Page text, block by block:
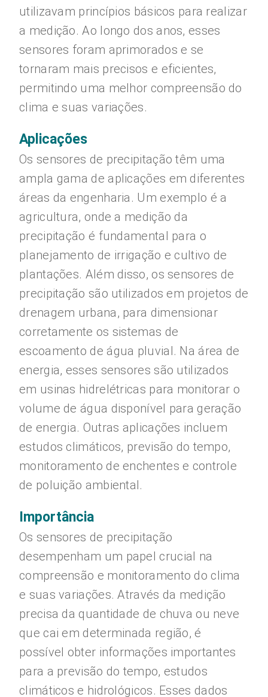
utilizavam princípios básicos para realizar
a medição. Ao longo dos anos, esses
sensores foram aprimorados e se
tornaram mais precisos e eficientes,
permitindo uma melhor compreensão do
clima e suas variações.
Aplicações
Os sensores de precipitação têm uma
ampla gama de aplicações em diferentes
áreas da engenharia. Um exemplo é a
agricultura, onde a medição da
precipitação é fundamental para o
planejamento de irrigação e cultivo de
plantações. Além disso, os sensores de
precipitação são utilizados em projetos de
drenagem urbana, para dimensionar
corretamente os sistemas de
escoamento de água pluvial. Na área de
energia, esses sensores são utilizados
em usinas hidrelétricas para monitorar o
volume de água disponível para geração
de energia. Outras aplicações incluem
estudos climáticos, previsão do tempo,
monitoramento de enchentes e controle
de poluição ambiental.
Importância
Os sensores de precipitação
desempenham um papel crucial na
compreensão e monitoramento do clima
e suas variações. Através da medição
precisa da quantidade de chuva ou neve
que cai em determinada região, é
possível obter informações importantes
para a previsão do tempo, estudos
climáticos e hidrológicos. Esses dados